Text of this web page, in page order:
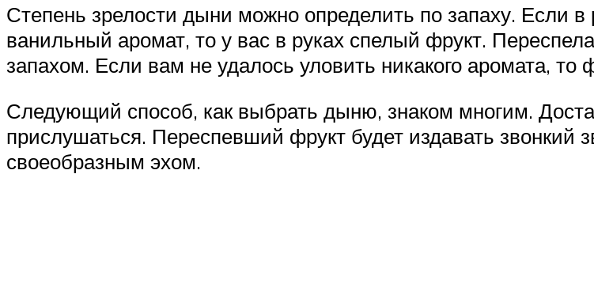
Степень зрелости дыни можно определить по запаху. Если в
ванильный аромат, то у вас в руках спелый фрукт.
запахом. Если вам не удалось уловить никакого аромата, то
Следующий способ, как выбрать дыню, знаком многим.
прислушаться. Переспевший фрукт будет издавать звонкий
своеобразным эхом.